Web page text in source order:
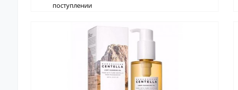
поступлении